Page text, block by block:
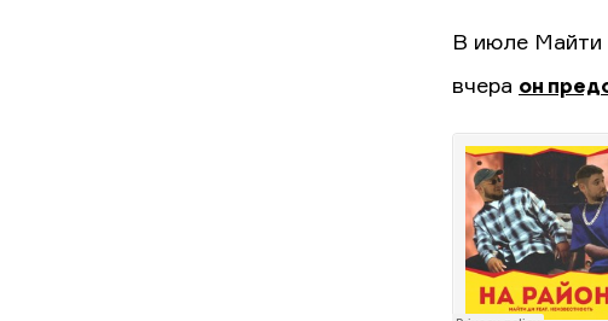
В июле Майти
вчера он